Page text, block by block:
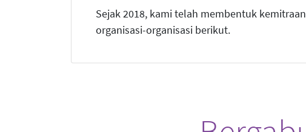
Sejak 2018, kami telah membentuk
organisasi-organisasi berikut.